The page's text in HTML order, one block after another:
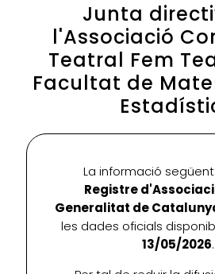
Junta
l'Associació
Teatral Fem
Facultat de
La informació
Registre
Generalitat de
les dades oficials
13/05/2026.